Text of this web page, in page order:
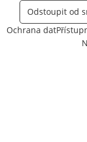
Odstoupit od
Ochrana dat